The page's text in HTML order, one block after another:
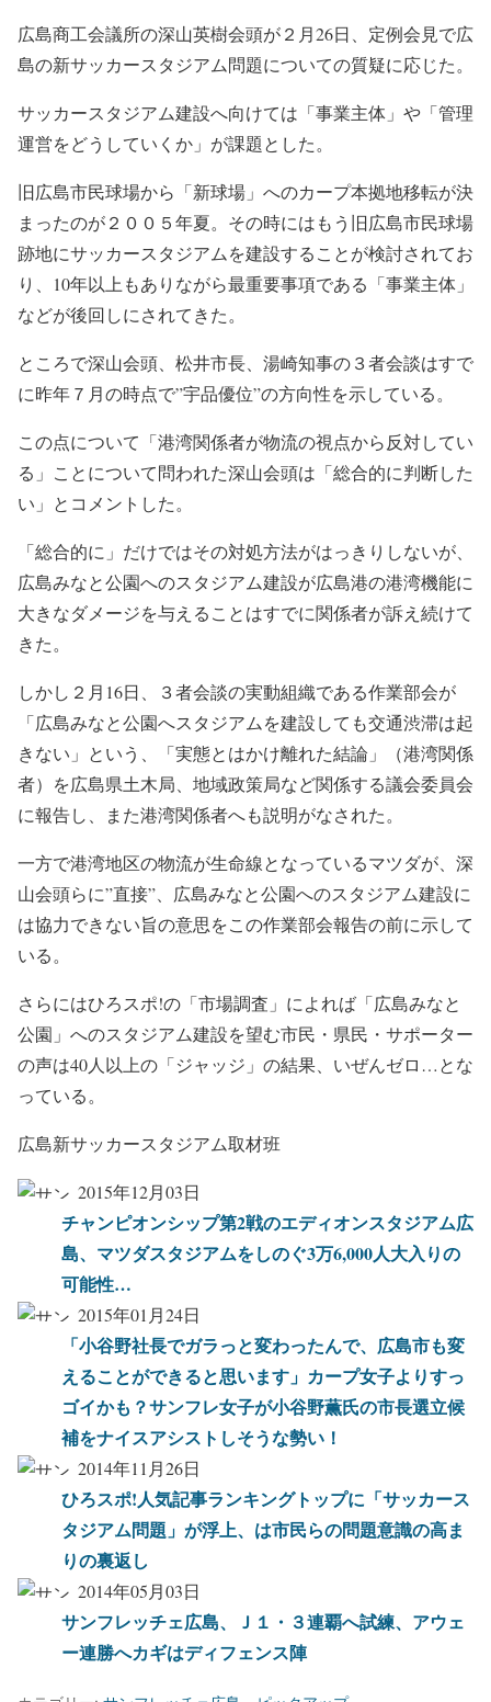
広島商工会議所の深山英樹会頭が２月26日、定例会見で広
島の新サッカースタジアム問題についての質疑に応じた。
サッカースタジアム建設へ向けては「事業主体」や「管理
運営をどうしていくか」が課題とした。
旧広島市民球場から「新球場」へのカープ本拠地移転が決
まったのが２００５年夏。その時にはもう旧広島市民球場
跡地にサッカースタジアムを建設することが検討されてお
り、10年以上もありながら最重要事項である「事業主体」
などが後回しにされてきた。
ところで深山会頭、松井市長、湯崎知事の３者会談はすで
に昨年７月の時点で”宇品優位”の方向性を示している。
この点について「港湾関係者が物流の視点から反対してい
る」ことについて問われた深山会頭は「総合的に判断した
い」とコメントした。
「総合的に」だけではその対処方法がはっきりしないが、
広島みなと公園へのスタジアム建設が広島港の港湾機能に
大きなダメージを与えることはすでに関係者が訴え続けて
きた。
しかし２月16日、３者会談の実動組織である作業部会が
「広島みなと公園へスタジアムを建設しても交通渋滞は起
きない」という、「実態とはかけ離れた結論」（港湾関係
者）を広島県土木局、地域政策局など関係する議会委員会
に報告し、また港湾関係者へも説明がなされた。
一方で港湾地区の物流が生命線となっているマツダが、深
山会頭らに”直接”、広島みなと公園へのスタジアム建設に
は協力できない旨の意思をこの作業部会報告の前に示して
いる。
さらにはひろスポ!の「市場調査」によれば「広島みなと
公園」へのスタジアム建設を望む市民・県民・サポーター
の声は40人以上の「ジャッジ」の結果、いぜんゼロ…とな
っている。
広島新サッカースタジアム取材班
2015年12月03日
チャンピオンシップ第2戦のエディオンスタジアム広
島、マツダスタジアムをしのぐ3万6,000人大入りの
可能性…
2015年01月24日
「小谷野社長でガラっと変わったんで、広島市も変
えることができると思います」カープ女子よりすっ
ゴイかも？サンフレ女子が小谷野薫氏の市長選立候
補をナイスアシストしそうな勢い！
2014年11月26日
ひろスポ!人気記事ランキングトップに「サッカース
タジアム問題」が浮上、は市民らの問題意識の高ま
りの裏返し
2014年05月03日
サンフレッチェ広島、Ｊ１・３連覇へ試練、アウェ
ー連勝へカギはディフェンス陣